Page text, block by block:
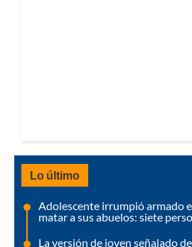
Lo último
Adolescente irrumpió armado
matar a sus abuelos: siete
La versión de joven señalado